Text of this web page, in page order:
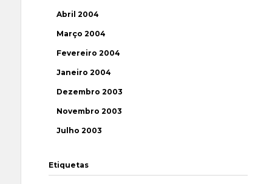
Abril 2004
Março 2004
Fevereiro 2004
Janeiro 2004
Dezembro 2003
Novembro 2003
Julho 2003
Etiquetas